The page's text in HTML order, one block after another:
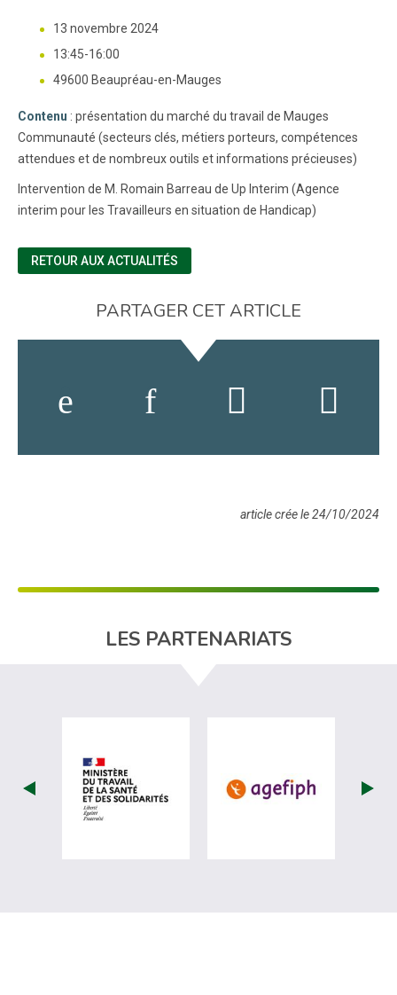
13 novembre 2024
13:45-16:00
49600 Beaupréau-en-Mauges
Contenu : présentation du marché du travail de Mauges
Communauté (secteurs clés, métiers porteurs, compétences
attendues et de nombreux outils et informations précieuses)
Intervention de M. Romain Barreau de Up Interim (Agence
interim pour les Travailleurs en situation de Handicap)
RETOUR AUX ACTUALITÉS
PARTAGER CET ARTICLE
article crée le 24/10/2024
LES PARTENARIATS
visiter les site de Ministère du travail
visiter les